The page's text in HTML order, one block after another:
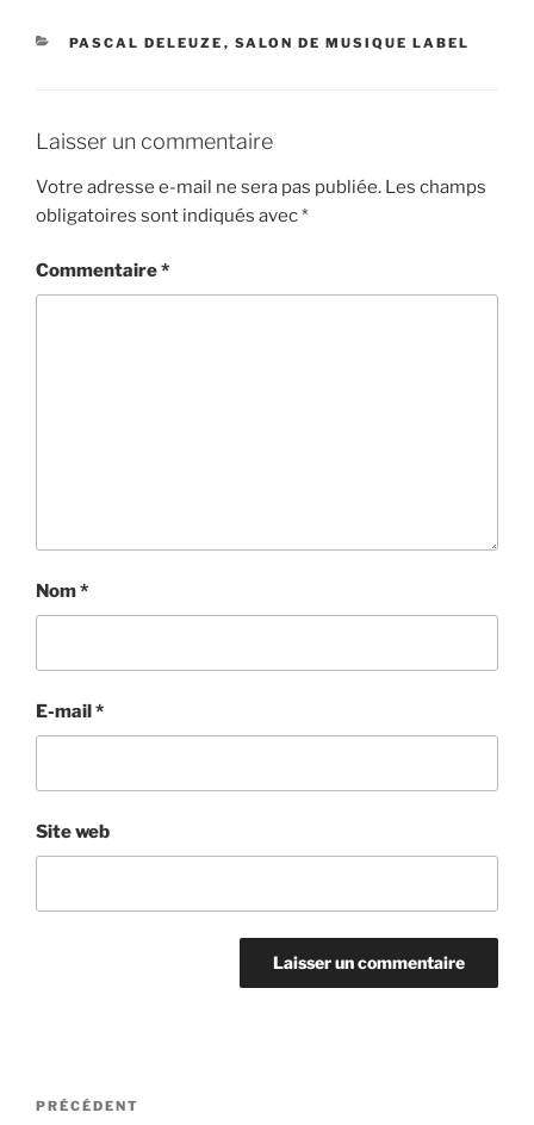
CATÉGORIES
PASCAL DELEUZE , SALON DE MUSIQUE LABEL
Laisser un commentaire
Votre adresse e-mail ne sera pas publiée. Les champs
obligatoires sont indiqués avec*
Commentaire*
Nom*
E-mail*
Site web
Navigation
Article
PRÉCÉDENT